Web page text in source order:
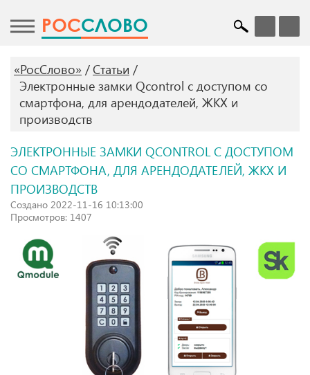
POCСЛОВО
«РосСлово»
Статьи
Электронные замки Qcontrol с доступом со
смартфона, для арендодателей, ЖКХ и
производств
ЭЛЕКТРОННЫЕ ЗАМКИ QCONTROL С ДОСТУПОМ
СО СМАРТФОНА, ДЛЯ АРЕНДОДАТЕЛЕЙ, ЖКХ И
ПРОИЗВОДСТВ
Создано 2022-11-16 10:13:00
Просмотров: 1407